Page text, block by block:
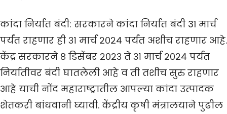
कांदा निर्यात बंदी: सरकारने कांदा निर्यात बंदी 31 मार्च
पर्यंत राहणार ही ३१ मार्च २०२४ पर्यंत अशीच राहणार आहे.
केंद्र सरकारने ८ डिसेंबर २०२३ ते ३१ मार्च २०२४ पर्यंत
निर्यातीवर बंदी घातलेली आहे व ती तशीच सुरु राहणार
आहे याची नोंद महाराष्ट्रातील आपल्या कांदा उत्पादक
शेतकरी बांधवानी घ्यावी. केंद्रीय कृषी मंत्रालयाने पुढील